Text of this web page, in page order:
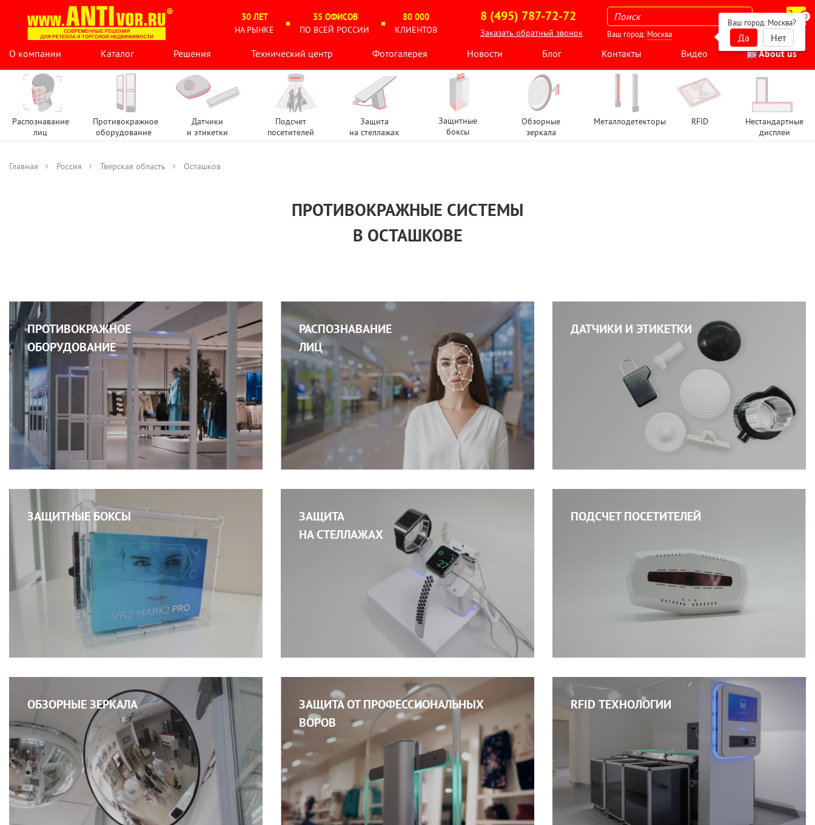
30 ЛЕТ
НА РЫНКЕ
35 ОФИСОВ
ПО ВСЕЙ РОССИИ
80 000
КЛИЕНТОВ
8 (495) 787-72-72
Заказать обратный звонок
0
Ваш город: Москва
Ваш город: Москва?
Да
Нет
О компании
Каталог Решения Технический центр Фотогалерея Новости Блог Контакты Видео About us
Распознавание
лиц
Противокражное
оборудование
Датчики
и этикетки
Подсчет
посетителей
Защита
на стеллажах
Защитные
боксы
Обзорные
зеркала
Металлодетекторы RFID
Нестандартные
дисплеи
Главная Россия Тверская область Осташков
ПРОТИВОКРАЖНЫЕ СИСТЕМЫ
В ОСТАШКОВЕ
ПРОТИВОКРАЖНОЕ
ОБОРУДОВАНИЕ
РАСПОЗНАВАНИЕ
ЛИЦ
ДАТЧИКИ И ЭТИКЕТКИ
ЗАЩИТНЫЕ БОКСЫ
ЗАЩИТА
НА СТЕЛЛАЖАХ
ПОДСЧЕТ ПОСЕТИТЕЛЕЙ
ОБЗОРНЫЕ ЗЕРКАЛА
ЗАЩИТА ОТ ПРОФЕССИОНАЛЬНЫХ
ВОРОВ
RFID ТЕХНОЛОГИИ